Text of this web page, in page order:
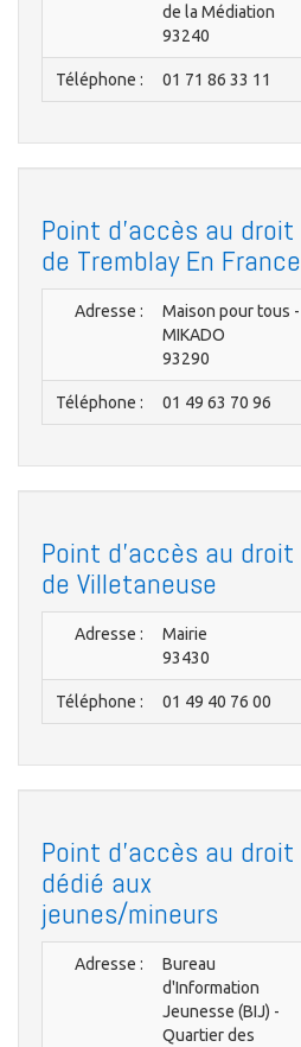
de la Médiation
93240
Téléphone : 01 71 86 33 11
Point d'accès au droit
de Tremblay En France
Adresse :
Maison pour tous -
MIKADO
93290
Téléphone : 01 49 63 70 96
Point d'accès au droit
de Villetaneuse
Adresse :
Mairie
93430
Téléphone : 01 49 40 76 00
Point d'accès au droit
dédié aux
jeunes/mineurs
Adresse :
Bureau
d'Information
Jeunesse (BIJ) -
Quartier des